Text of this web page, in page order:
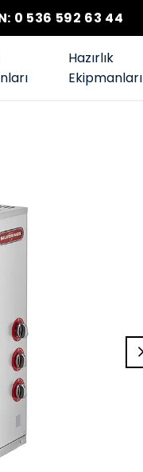
0 536 592 63 44
Hazırlık
Ekipmanları